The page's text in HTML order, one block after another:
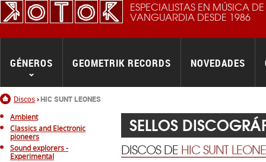
ESPECIALISTAS EN MÚSICA DE
VANGUARDIA DESDE 1986
Inicio
Discos HIC SUNT LEONES
GÉNEROS GEOMETRIK RECORDS NOVEDADES
Ambient
Classics and Electronic
pioneers
Sound explorers -
Experimental
SELLOS
DISCOS DE HIC SUNT